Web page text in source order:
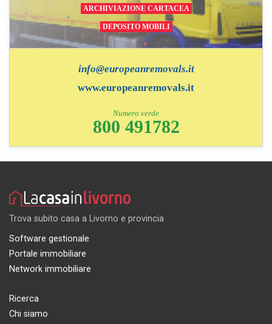
ARCHIVIAZIONE CARTACEA
DEPOSITO MOBILI
info@europeanremovals.it
www.europeanremovals.it
Numero verde
800 491782
Trova subito casa a Livorno e provincia
Software gestionale
Portale immobiliare
Network immobiliare
Ricerca
Chi siamo